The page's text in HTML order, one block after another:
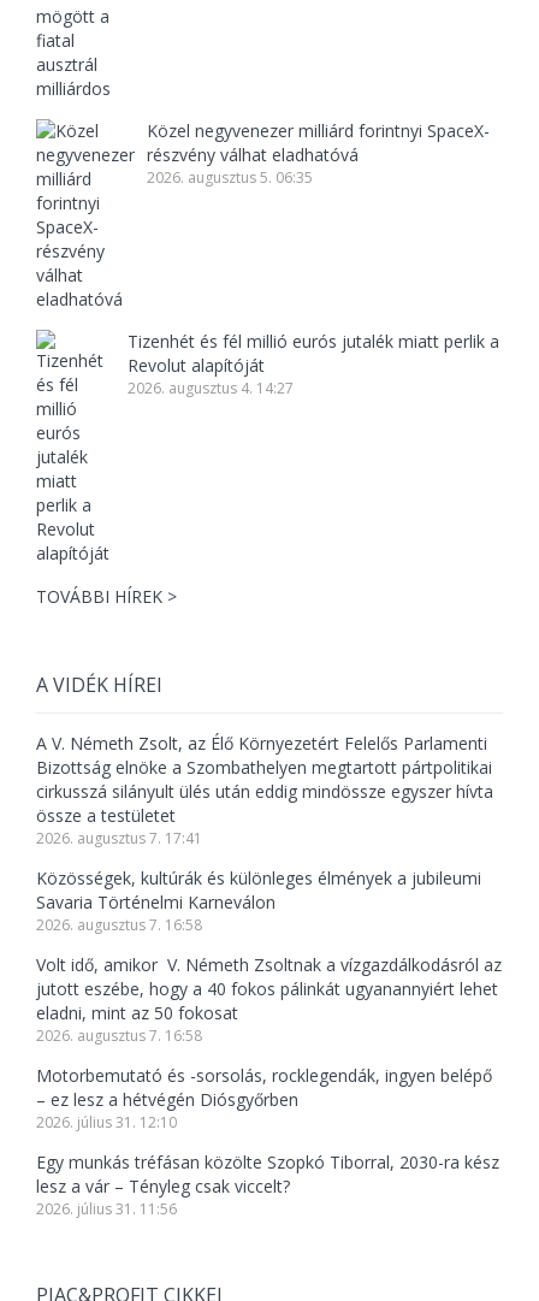
Közel negyvenezer milliárd forintnyi SpaceX-
részvény válhat eladhatóvá
2026. augusztus 5. 06:35
Tizenhét és fél millió eurós jutalék miatt perlik a
Revolut alapítóját
2026. augusztus 4. 14:27
TOVÁBBI HÍREK >
A VIDÉK HÍREI
A V. Németh Zsolt, az Élő Környezetért Felelős Parlamenti
Bizottság elnöke a Szombathelyen megtartott pártpolitikai
cirkusszá silányult ülés után eddig mindössze egyszer hívta
össze a testületet
2026. augusztus 7. 17:41
Közösségek, kultúrák és különleges élmények a jubileumi
Savaria Történelmi Karneválon
2026. augusztus 7. 16:58
Volt idő, amikor V. Németh Zsoltnak a vízgazdálkodásról az
jutott eszébe, hogy a 40 fokos pálinkát ugyanannyiért lehet
eladni, mint az 50 fokosat
2026. augusztus 7. 16:58
Motorbemutató és -sorsolás, rocklegendák, ingyen belépő
– ez lesz a hétvégén Diósgyőrben
2026. július 31. 12:10
Egy munkás tréfásan közölte Szopkó Tiborral, 2030-ra kész
lesz a vár – Tényleg csak viccelt?
2026. július 31. 11:56
PIAC&PROFIT CIKKEI